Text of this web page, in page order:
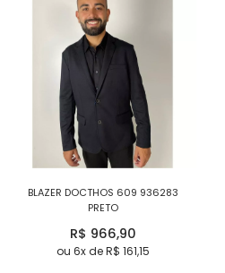
BLAZER DOCTHOS 609 936283
PRETO
R$ 966,90
ou 6x de R$ 161,15